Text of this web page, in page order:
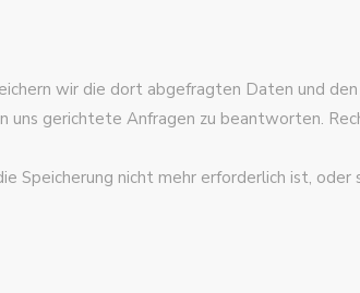
wir die dort abgefragten Daten und
gerichtete Anfragen zu beantworten.
Speicherung nicht mehr erforderlich ist, oder